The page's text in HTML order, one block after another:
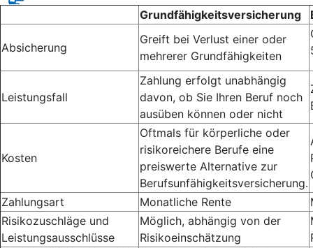
Grundfähigkeitsversicherung
Absicherung
Greift bei Verlust einer oder
mehrerer Grundfähigkeiten
Leistungsfall
Zahlung erfolgt unabhängig
davon, ob Sie Ihren Beruf noch
ausüben können oder nicht
Kosten
Oftmals für körperliche oder
risikoreichere Berufe eine
preiswerte Alternative zur
Berufsunfähigkeitsversicherung.
Zahlungsart
Monatliche Rente
Risikozuschläge und
Leistungsausschlüsse
Möglich, abhängig von der
Risikoeinschätzung